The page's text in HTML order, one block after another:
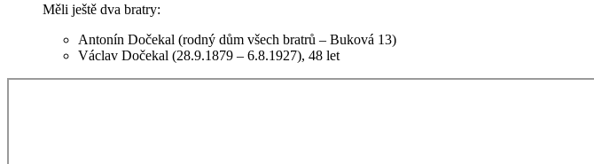
Měli ještě dva bratry:
Antonín Dočekal (rodný dům všech bratrů – Buková 13)
Václav Dočekal (28.9.1879 – 6.8.1927), 48 let